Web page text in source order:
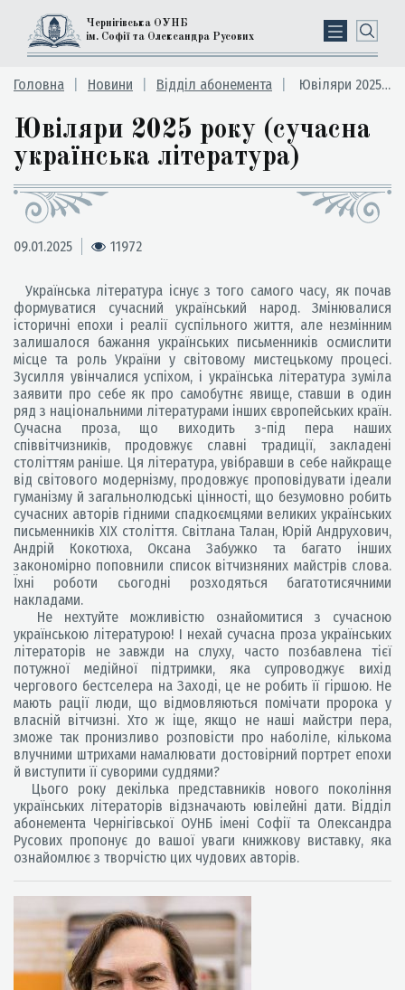
Чернігівська ОУНБ
ім. Софії та Олександра Русових
Головна Новини Відділ абонемента Ювіляри 2025 року (сучасна українська література)
Ювіляри 2025 року (сучасна
українська література)
09.01.2025 11972
Українська література існує з того самого часу, як почав
формуватися сучасний український народ. Змінювалися
історичні епохи і реалії суспільного життя, але незмінним
залишалося бажання українських письменників осмислити
місце та роль України у світовому мистецькому процесі.
Зусилля увінчалися успіхом, і українська література зуміла
заявити про себе як про самобутнє явище, ставши в один
ряд з національними літературами інших європейських країн.
Сучасна проза, що виходить з-під пера наших
співвітчизників, продовжує славні традиції, закладені
століттям раніше. Ця література, увібравши в себе найкраще
від світового модернізму, продовжує проповідувати ідеали
гуманізму й загальнолюдські цінності, що безумовно робить
сучасних авторів гідними спадкоємцями великих українських
письменників ХІХ століття. Світлана Талан, Юрій Андрухович,
Андрій Кокотюха, Оксана Забужко та багато інших
закономірно поповнили список вітчизняних майстрів слова.
Їхні роботи сьогодні розходяться багатотисячними
накладами.
Не нехтуйте можливістю ознайомитися з сучасною
українською літературою! І нехай сучасна проза українських
літераторів не завжди на слуху, часто позбавлена тієї
потужної медійної підтримки, яка супроводжує вихід
чергового бестселера на Заході, це не робить її гіршою. Не
мають рації люди, що відмовляються помічати пророка у
власній вітчизні. Хто ж іще, якщо не наші майстри пера,
зможе так пронизливо розповісти про наболіле, кількома
влучними штрихами намалювати достовірний портрет епохи
й виступити її суворими суддями?
Цього року декілька представників нового покоління
українських літераторів відзначають ювілейні дати. Відділ
абонемента Чернігівської ОУНБ імені Софії та Олександра
Русових пропонує до вашої уваги книжкову виставку, яка
ознайомлює з творчістю цих чудових авторів.